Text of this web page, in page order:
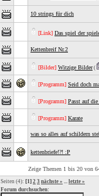
10 strings für dich
[Link] Das spiel der
Kettenbreif Nr.2
[Bilder] Witzige Bilder(
[Programm] Seid doch
[Programm] Passt auf die
[Programm] Karate
was so alles auf schildern
kettenbriefe!?! :P
Zeige Themen 1 bis 20 von
Seiten (4): [1] 2 3 nächste » ... letzte »
Forum durchsuchen: